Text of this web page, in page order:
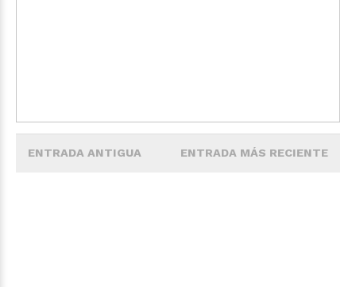
ENTRADA MÁS RECIENTE
ENTRADA ANTIGUA